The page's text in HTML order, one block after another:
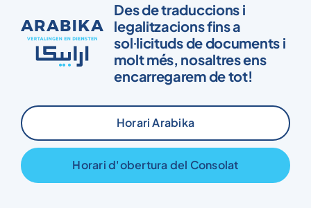
Des de traduccions i
legalitzacions fins a
sol·licituds de documents i
molt més, nosaltres ens
encarregarem de tot!
Horari Arabika
Horari d'obertura del Consolat